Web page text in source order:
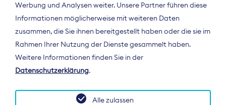
Der Bundesverband Digitalpublisher und
Zeitungsverleger (BDZV) vertritt als
Spitzenorganisation die Interessen der
Deutschland und auf EU-Ebene.
Werbung und Analysen weiter. Unsere Partner führen diese
Informationen möglicherweise mit weiteren Daten
zusammen, die Sie ihnen bereitgestellt haben oder die sie im
Rahmen Ihrer Nutzung der Dienste gesammelt haben.
Weitere Informationen finden Sie in der
Datenschutzerklärung.
Alle zulassen